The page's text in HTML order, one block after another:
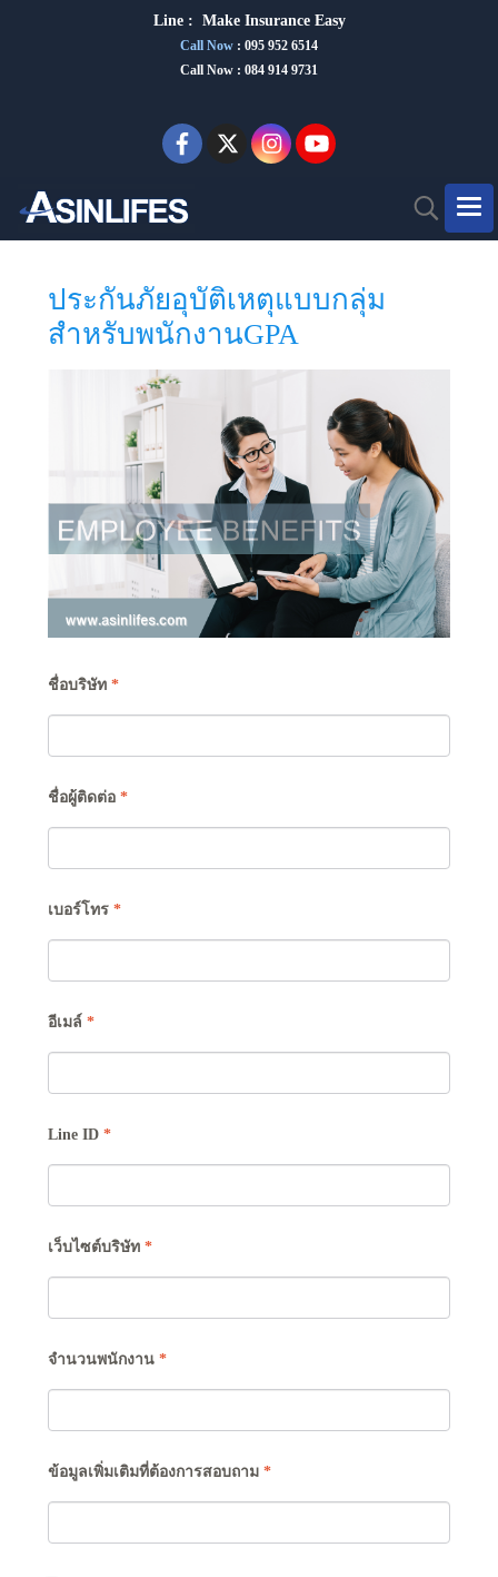
Line : Make Insurance Easy
Call Now : 095 952 6514
Call Now : 084 914 9731
ประกันภัยอุบัติเหตุแบบกลุ่ม
สำหรับพนักงานGPA
ชื่อบริษัท *
ชื่อผู้ติดต่อ *
เบอร์โทร *
อีเมล์ *
Line ID *
เว็บไซต์บริษัท *
จำนวนพนักงาน *
ข้อมูลเพิ่มเติมที่ต้องการสอบถาม *